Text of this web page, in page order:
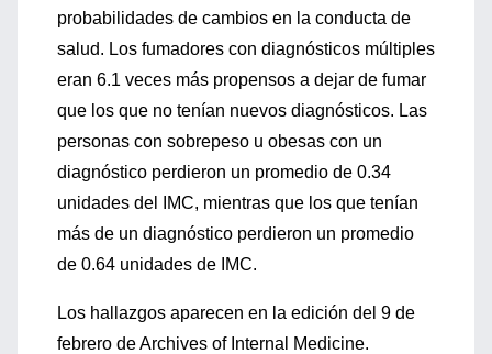
probabilidades de cambios en la conducta de
salud. Los fumadores con diagnósticos múltiples
eran 6.1 veces más propensos a dejar de fumar
que los que no tenían nuevos diagnósticos. Las
personas con sobrepeso u obesas con un
diagnóstico perdieron un promedio de 0.34
unidades del IMC, mientras que los que tenían
más de un diagnóstico perdieron un promedio
de 0.64 unidades de IMC.
Los hallazgos aparecen en la edición del 9 de
febrero de Archives of Internal Medicine.